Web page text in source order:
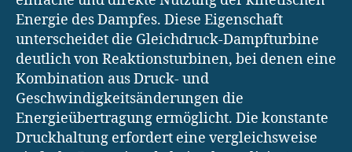
Energie des Dampfes. Diese Eigenschaft
unterscheidet die Gleichdruck-Dampfturbine
deutlich von Reaktionsturbinen, bei denen eine
Kombination aus Druck- und
Geschwindigkeitsänderungen die
Energieübertragung ermöglicht. Die konstante
Druckhaltung erfordert eine vergleichsweise